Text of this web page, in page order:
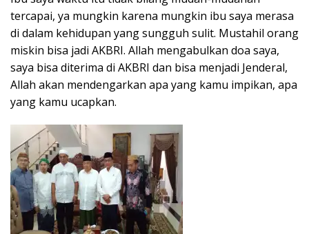
tercapai, ya mungkin karena mungkin ibu saya merasa
di dalam kehidupan yang sungguh sulit. Mustahil orang
miskin bisa jadi AKBRI. Allah mengabulkan doa saya,
saya bisa diterima di AKBRI dan bisa menjadi Jenderal,
Allah akan mendengarkan apa yang kamu impikan, apa
yang kamu ucapkan.